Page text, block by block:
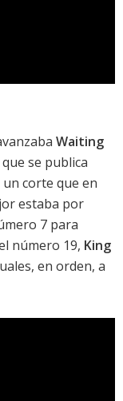
Waiting
se publica
un corte que en
estaba por
7 para
número 19, King
en orden, a